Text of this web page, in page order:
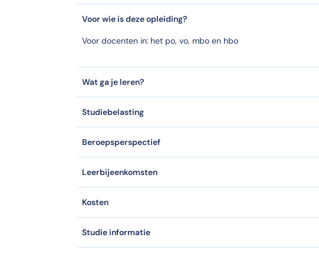
| Studeren doe je in Ede.
Voor wie is deze opleiding?
Voor docenten in: het po, vo, mbo en hbo
Wat ga je leren?
Studiebelasting
Beroepsperspectief
Leerbijeenkomsten
Kosten
Studie informatie